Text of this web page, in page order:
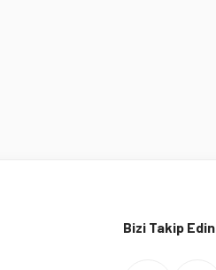
Bizi Takip Edin